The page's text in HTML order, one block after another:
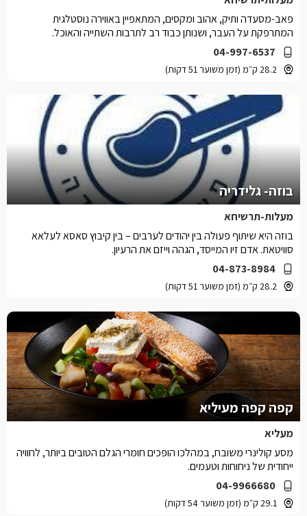
04-997-6537
28.2 ק״מ (זמן משוער 51 דקות)
פאב-מסעדה ותיק, אהוב ומקסים, המתאפיין באווירה נוסטלגית
המתרפקת על העבר, ושנותן כבוד רב לתרבות השתייה והאוכל.
בוזה- גלידריה
מעלות-תרשיחא
04-873-8984
28.2 ק״מ (זמן משוער 51 דקות)
בוזה היא שיתוף פעולה בין יהודים לערבים – בין קיבוץ סאסא לעלאא
סוויטאת. אדם זיו המייסד, הגהה וייזם את הרעיון.
קפה קפה מעיליא
מעליא
04-9966680
29.1 ק״מ (זמן משוער 54 דקות)
מסע קולינרי משובח, במהלכו הופכים חומרי הגלם הטובים ביותר, לחוויה
ייחודית של ניחוחות וטעמים.